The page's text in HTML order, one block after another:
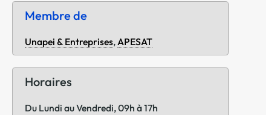
Membre de
Unapei & Entreprises,APESAT
Horaires
Du Lundi au Vendredi, 09h à 17h